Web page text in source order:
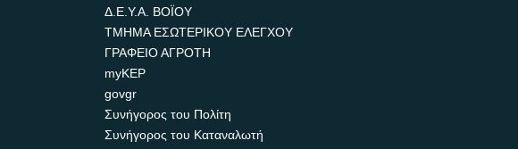
Δ.Ε.Υ.Α. ΒΟΪΟΥ
ΤΜΗΜΑ ΕΣΩΤΕΡΙΚΟΥ ΕΛΕΓΧΟΥ
ΓΡΑΦΕΙΟ ΑΓΡΟΤΗ
myKEP
govgr
Συνήγορος του Πολίτη
Συνήγορος του Καταναλωτή